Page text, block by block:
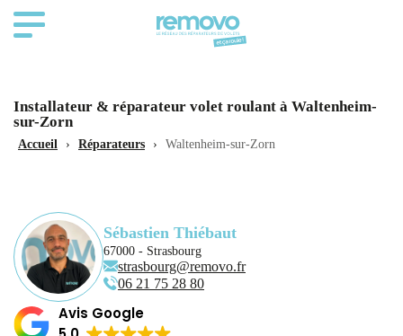
Installateur & réparateur volet roulant à Waltenheim-
sur-Zorn
Accueil › Réparateurs › Waltenheim-sur-Zorn
Sébastien Thiébaut
67000 - Strasbourg
strasbourg@removo.fr
‭06 21 75 28 80‬
Avis Google